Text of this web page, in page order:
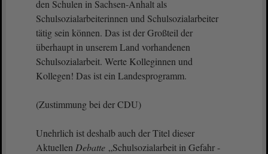
den Schulen in Sachsen-Anhalt als
Schulsozialarbeiterinnen und Schulsozialarbeiter
tätig sein können. Das ist der Großteil der
überhaupt in unserem Land vorhandenen
Schulsozialarbeit. Werte Kolleginnen und
Kollegen! Das ist ein Landesprogramm.
(Zustimmung bei der CDU)
Unehrlich ist deshalb auch der Titel dieser
Aktuellen Debatte „Schulsozialarbeit in Gefahr -